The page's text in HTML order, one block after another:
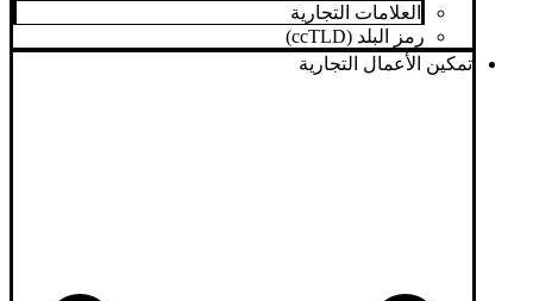
العلامات التجارية
رمز البلد (ccTLD)
تمكين الأعمال التجارية